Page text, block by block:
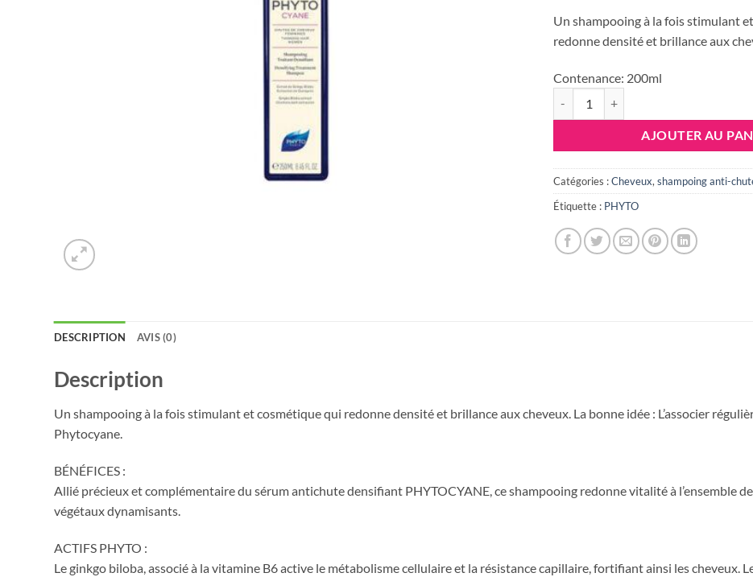
initial
était :
Un shampooing à la fois stimulant
redonne densité et brillance aux
Contenance: 200ml
AJOUTER AU
Catégories :Cheveux, shampoing anti-
Étiquette : PHYTO
DESCRIPTION AVIS (0)
Description
Un shampooing à la fois stimulant et cosmétique qui redonne densité et brillance aux cheveux. La bonne idée : L’associer
Phytocyane.
BÉNÉFICES :
Allié précieux et complémentaire du sérum antichute densifiant PHYTOCYANE, ce shampooing redonne vitalité à l’ensemble
végétaux dynamisants.
ACTIFS PHYTO :
Le ginkgo biloba, associé à la vitamine B6 active le métabolisme cellulaire et la résistance capillaire, fortifiant ainsi les cheveux.